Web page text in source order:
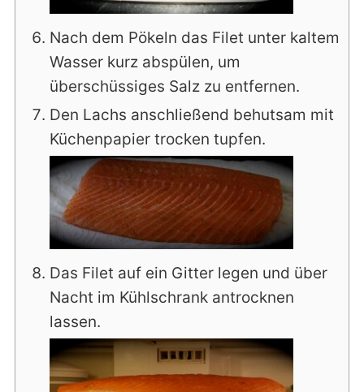
Nach dem Pökeln das Filet unter kaltem
Wasser kurz abspülen, um
überschüssiges Salz zu entfernen.
Den Lachs anschließend behutsam mit
Küchenpapier trocken tupfen.
Das Filet auf ein Gitter legen und über
Nacht im Kühlschrank antrocknen
lassen.